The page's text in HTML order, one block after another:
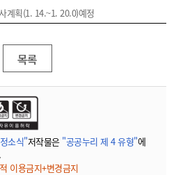
계획(1. 14.~1. 20.0)예정
목록
소식"저작물은 "공공누리 제 4 유형"에
이용금지+변경금지